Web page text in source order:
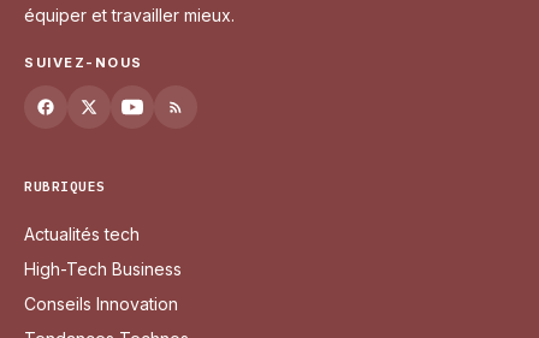
équiper et travailler mieux.
SUIVEZ-NOUS
RUBRIQUES
Actualités tech
High-Tech Business
Conseils Innovation